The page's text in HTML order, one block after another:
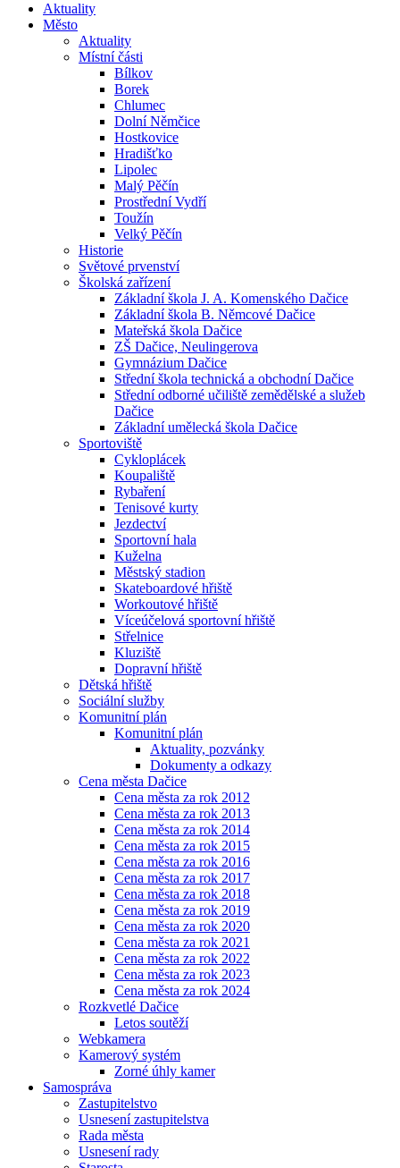
Aktuality
Město
Aktuality
Místní části
Bílkov
Borek
Chlumec
Dolní Němčice
Hostkovice
Hradišťko
Lipolec
Malý Pěčín
Prostřední Vydří
Toužín
Velký Pěčín
Historie
Světové prvenství
Školská zařízení
Základní škola J. A. Komenského Dačice
Základní škola B. Němcové Dačice
Mateřská škola Dačice
ZŠ Dačice, Neulingerova
Gymnázium Dačice
Střední škola technická a obchodní Dačice
Střední odborné učiliště zemědělské a služeb
Dačice
Základní umělecká škola Dačice
Sportoviště
Cykloplácek
Koupaliště
Rybaření
Tenisové kurty
Jezdectví
Sportovní hala
Kuželna
Městský stadion
Skateboardové hřiště
Workoutové hřiště
Víceúčelová sportovní hřiště
Střelnice
Kluziště
Dopravní hřiště
Dětská hřiště
Sociální služby
Komunitní plán
Komunitní plán
Aktuality, pozvánky
Dokumenty a odkazy
Cena města Dačice
Cena města za rok 2012
Cena města za rok 2013
Cena města za rok 2014
Cena města za rok 2015
Cena města za rok 2016
Cena města za rok 2017
Cena města za rok 2018
Cena města za rok 2019
Cena města za rok 2020
Cena města za rok 2021
Cena města za rok 2022
Cena města za rok 2023
Cena města za rok 2024
Rozkvetlé Dačice
Letos soutěží
Webkamera
Kamerový systém
Zorné úhly kamer
Samospráva
Zastupitelstvo
Usnesení zastupitelstva
Rada města
Usnesení rady